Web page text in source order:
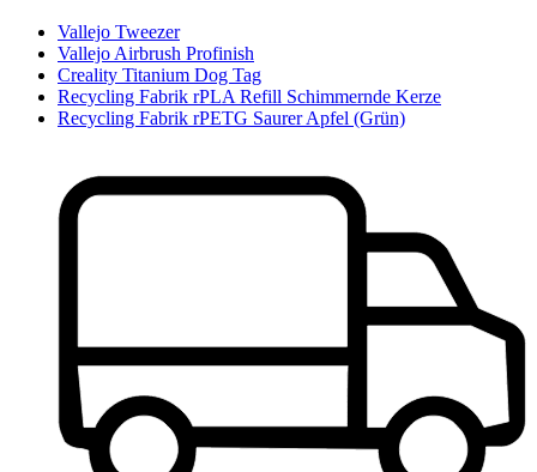
Vallejo Tweezer
Vallejo Airbrush Profinish
Creality Titanium Dog Tag
Recycling Fabrik rPLA Refill Schimmernde Kerze
Recycling Fabrik rPETG Saurer Apfel (Grün)